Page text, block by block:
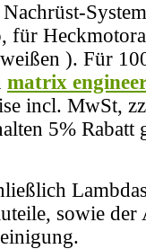
für
). Für
matrix
incl. MwSt,
5% Rabatt
sowie der